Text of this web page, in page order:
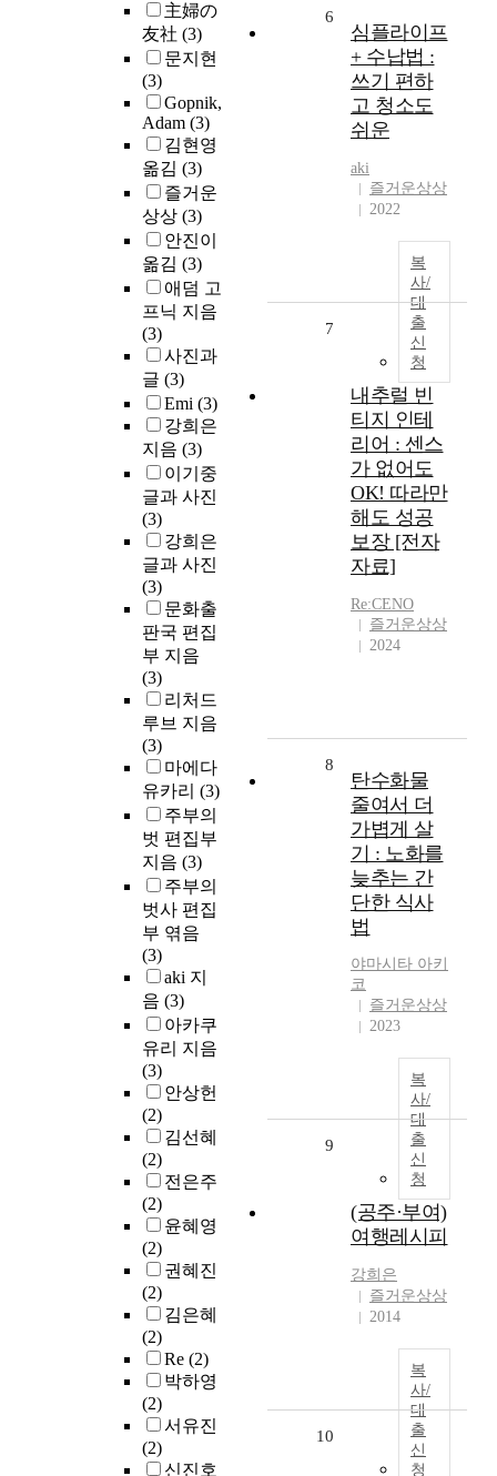
主婦の
友社 (3)
문지현
(3)
Gopnik,
Adam (3)
김현영
옮김 (3)
즐거운
상상 (3)
안진이
옮김 (3)
애덤 고
프닉 지음
(3)
사진과
글 (3)
Emi (3)
강희은
지음 (3)
이기중
글과 사진
(3)
강희은
글과 사진
(3)
문화출
판국 편집
부 지음
(3)
리처드
루브 지음
(3)
마에다
유카리 (3)
주부의
벗 편집부
지음 (3)
주부의
벗사 편집
부 엮음
(3)
aki 지
음 (3)
아카쿠
유리 지음
(3)
안상헌
(2)
김선혜
(2)
전은주
(2)
윤혜영
(2)
권혜진
(2)
김은혜
(2)
Re (2)
박하영
(2)
서유진
(2)
신진호
6
심플라이프
+ 수납법 :
쓰기 편하
고 청소도
쉬운
aki
즐거운상상
2022
복
사/
대
출
신
청
7
내추럴 빈
티지 인테
리어 : 센스
가 없어도
OK! 따라만
해도 성공
보장 [전자
자료]
Re:CENO
즐거운상상
2024
8
탄수화물
줄여서 더
가볍게 살
기 : 노화를
늦추는 간
단한 식사
법
야마시타 아키
코
즐거운상상
2023
복
사/
대
출
신
청
9
(공주·부여)
여행레시피
강희은
즐거운상상
2014
복
사/
대
출
신
청
10